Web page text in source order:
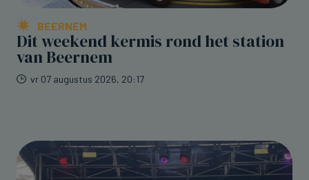
BEERNEM
Dit weekend kermis rond het station
van Beernem
vr 07 augustus 2026, 20:17